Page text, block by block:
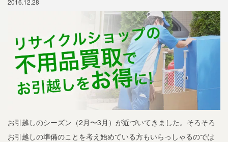
2016.12.28
お引越しのシーズン（2月〜3月）が近づいてきました。そろそろ
お引越しの準備のことを考え始めている方もいらっしゃるのでは